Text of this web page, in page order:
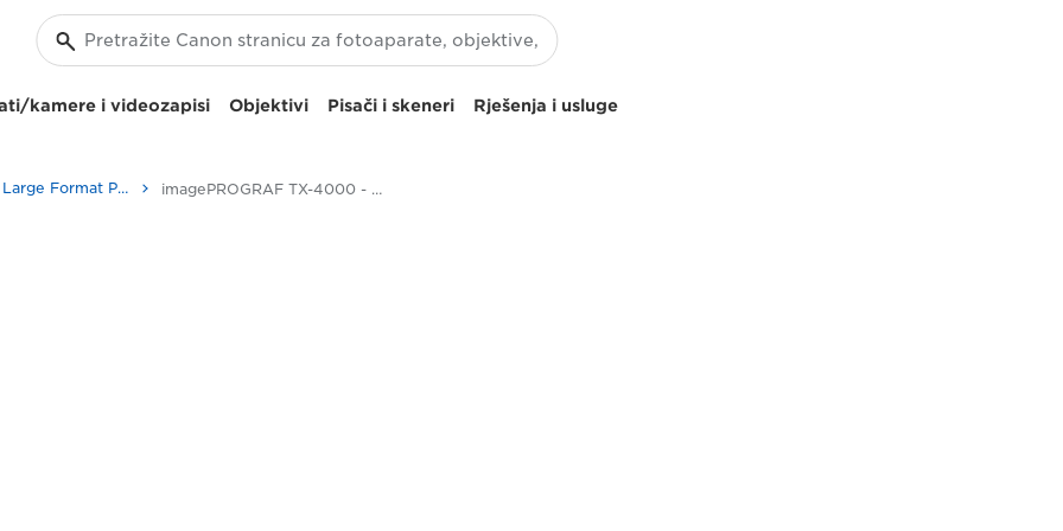
kamere i videozapisi Objektivi Pisači i skeneri Rješenja i usluge
High-Quality Large Format Printers for CAD/GIS and Stunning Graphics imagePROGRAF TX-4000 - Business Printers & Fax Machines